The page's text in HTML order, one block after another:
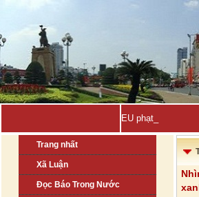
EU phạt Google
Trang nhất
Xã Luận
Đọc Báo Trong Nước